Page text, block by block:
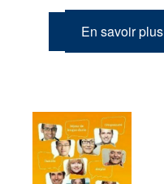
En savoir plus